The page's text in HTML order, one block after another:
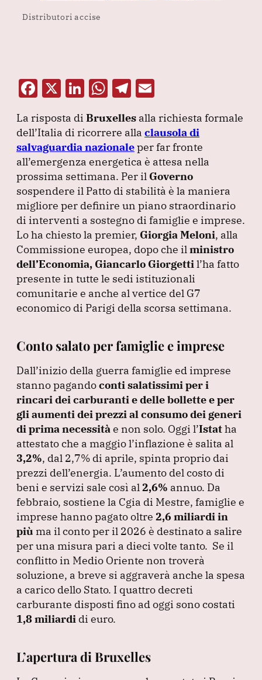
Distributori accise
F
c
e
b
o
o
k
X Li
k
e
dI
n
W
at
s
A
p
p
T
e
gr
a
m
ai
l
La risposta di Bruxelles alla richiesta formale
dell’Italia di ricorrere alla clausola di
salvaguardia nazionaleper far fronte
all’emergenza energetica è attesa nella
prossima settimana. Per il Governo
sospendere il Patto di stabilità è la maniera
migliore per definire un piano straordinario
di interventi a sostegno di famiglie e imprese.
Lo ha chiesto la premier, Giorgia Meloni, alla
Commissione europea, dopo che il ministro
dell’Economia, Giancarlo Giorgetti l’ha fatto
presente in tutte le sedi istituzionali
comunitarie e anche al vertice del G7
economico di Parigi della scorsa settimana.
Conto salato per famiglie e imprese
Dall’inizio della guerra famiglie ed imprese
stanno pagandoconti salatissimi per i
rincari dei carburanti e delle bollette e per
gli aumenti dei prezzi al consumo dei generi
di prima necessità e non solo. Oggi l’Istatha
attestato che a maggio l’inflazione è salita al
3,2%, dal 2,7% di aprile, spinta proprio dai
prezzi dell’energia. L’aumento del costo di
beni e servizi sale così al 2,6% annuo. Da
febbraio, sostiene la Cgia di Mestre, famiglie e
imprese hanno pagato oltre 2,6 miliardi in
più ma il conto per il 2026 è destinato a salire
per una misura pari a dieci volte tanto. Se il
conflitto in Medio Oriente non troverà
soluzione, a breve si aggraverà anche la spesa
a carico dello Stato. I quattro decreti
carburante disposti fino ad oggi sono costati
1,8 miliardi di euro.
L’apertura di Bruxelles